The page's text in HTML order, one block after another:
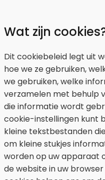
Wat zijn
Dit cookiebeleid legt uit
hoe we ze gebruiken,
we gebruiken, welke
verzamelen met behulp
die informatie wordt
cookie-instellingen kunt
kleine tekstbestanden
om kleine stukjes
worden op uw apparaat
de website in uw